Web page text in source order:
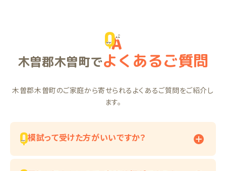
木曽郡木曽町でよくあるご質問
木曽郡木曽町のご家庭から寄せられるよくあるご質問をご紹介し
ます。
模試って受けた方がいいですか？